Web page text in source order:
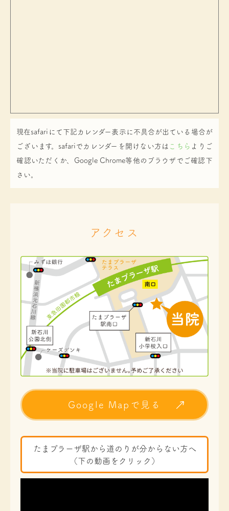
現在safariにて下記カレンダー表示に不具合が出ている場合が
ございます。safariでカレンダーを開けない方は こちら よりご
確認いただくか、Google Chrome等他のブラウザでご確認下
さい。
アクセス
Google Mapで見る
たまプラーザ駅から道のりが分からない方へ
（下の動画をクリック）